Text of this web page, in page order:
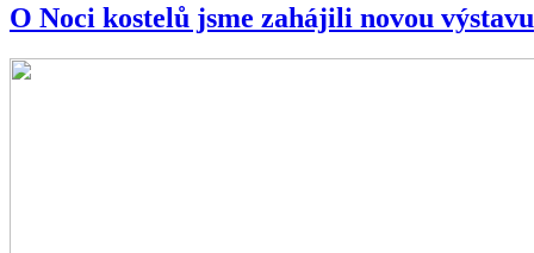
O Noci kostelů jsme zahájili novou výstavu